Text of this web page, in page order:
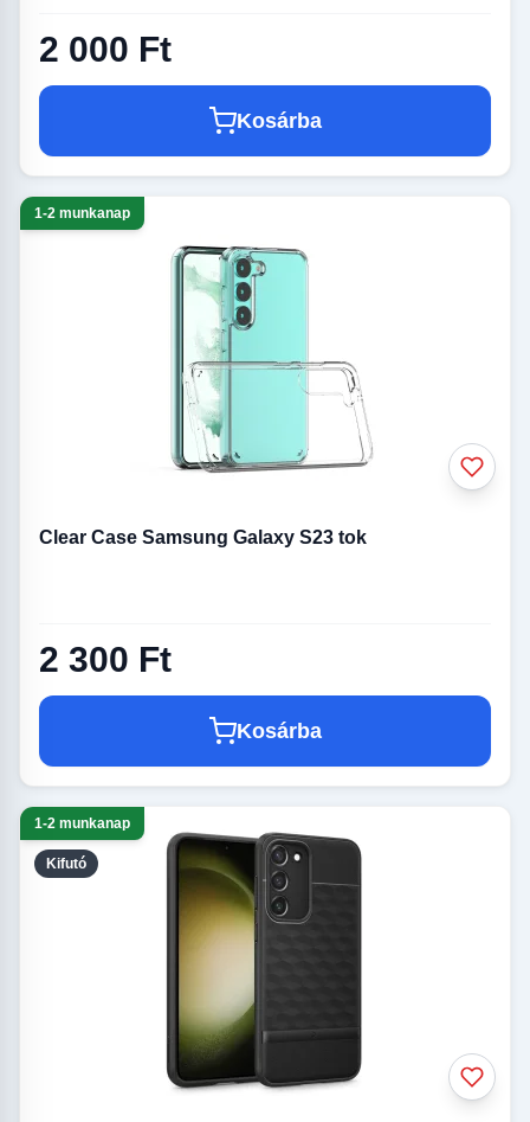
2 000 Ft
Kosárba
1-2 munkanap
Clear Case Samsung Galaxy S23 tok
2 300 Ft
Kosárba
Kifutó
1-2 munkanap